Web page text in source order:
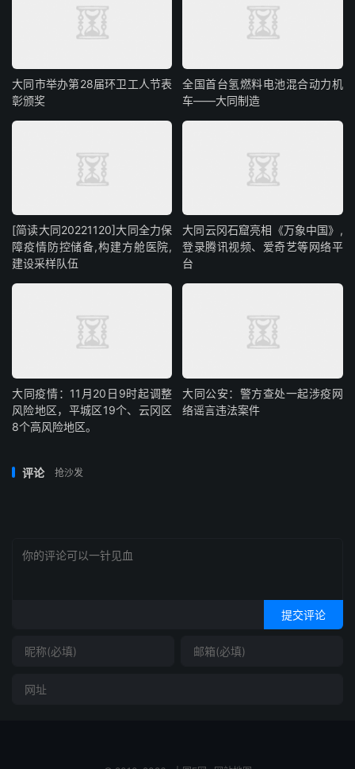
大同市举办第28届环卫工人节表
彰颁奖
全国首台氢燃料电池混合动力机
车——大同制造
[简读大同20221120]大同全力保
障疫情防控储备,构建方舱医院,
建设采样队伍
大同云冈石窟亮相《万象中国》,
登录腾讯视频、爱奇艺等网络平
台
大同疫情：11月20日9时起调整
风险地区，平城区19个、云冈区
8个高风险地区。
大同公安：警方查处一起涉疫网
络谣言违法案件
评论 抢沙发
提交评论